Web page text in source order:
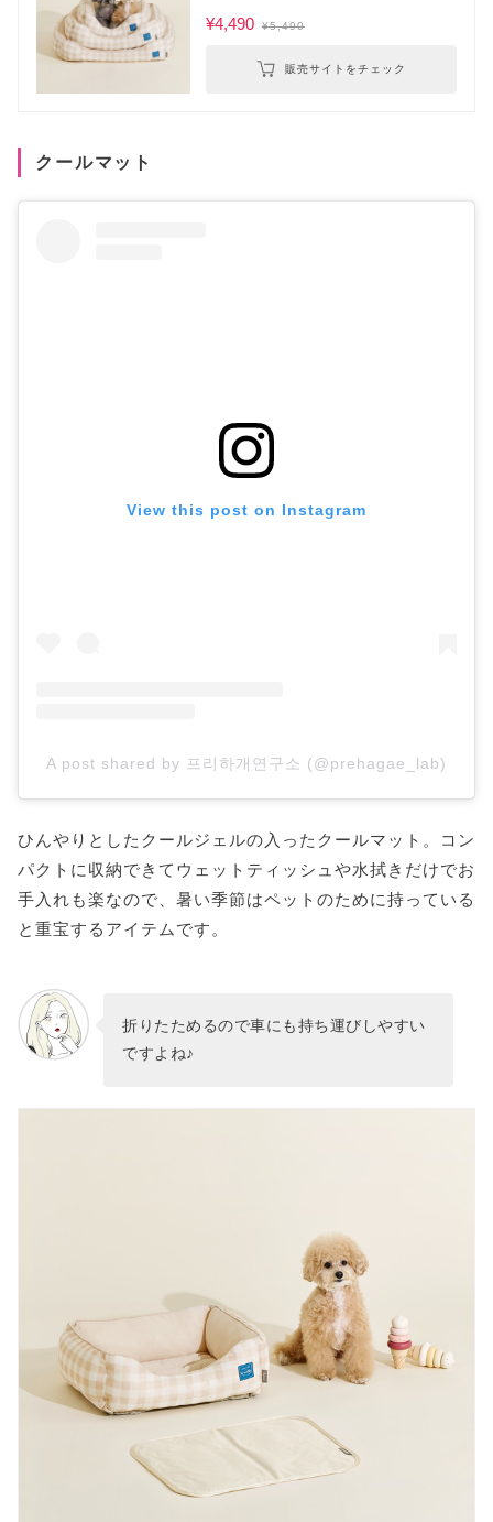
¥4,490 ¥5,490
販売サイトをチェック
クールマット
View this post on Instagram
A post shared by 프리하개연구소 (@prehagae_lab)
ひんやりとしたクールジェルの入ったクールマット。コン
パクトに収納できてウェットティッシュや水拭きだけでお
手入れも楽なので、暑い季節はペットのために持っている
と重宝するアイテムです。
折りたためるので車にも持ち運びしやすい
ですよね♪